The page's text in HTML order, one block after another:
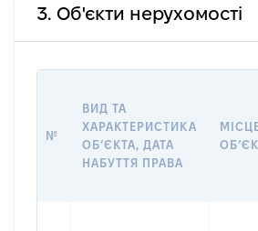
3. Об'єкти нерухомості
№
ВИД ТА
ХАРАКТЕРИСТИКА
ОБʼЄКТА, ДАТА
НАБУТТЯ ПРАВА